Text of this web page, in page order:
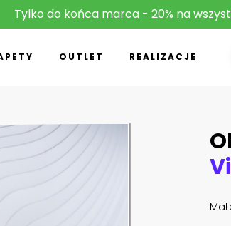
Tylko do końca marca - 20% na
OUTLET REALIZACJE